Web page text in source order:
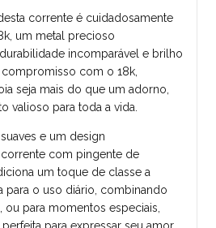
corrente é cuidadosamente
um metal precioso
incomparável e brilho
com o 18k,
seja mais do que um adorno,
valioso para toda a vida.
e um design
com pingente de
um toque de classe a
para o uso diário, combinando
para momentos especiais,